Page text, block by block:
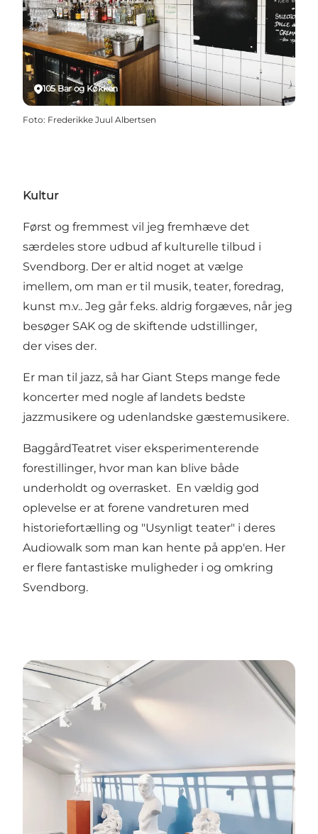
105 Bar og Køkken
Foto: Frederikke Juul Albertsen
Kultur
Først og fremmest vil jeg fremhæve det
særdeles store udbud af kulturelle tilbud i
Svendborg. Der er altid noget at vælge
imellem, om man er til musik, teater, foredrag,
kunst m.v.. Jeg går f.eks. aldrig forgæves, når jeg
besøger SAK og de skiftende udstillinger,
der vises der.
Er man til jazz, så har Giant Steps mange fede
koncerter med nogle af landets bedste
jazzmusikere og udenlandske gæstemusikere.
BaggårdTeatret viser eksperimenterende
forestillinger, hvor man kan blive både
underholdt og overrasket. En vældig god
oplevelse er at forene vandreturen med
historiefortælling og "Usynligt teater" i deres
Audiowalk som man kan hente på app'en. Her
er flere fantastiske muligheder i og omkring
Svendborg.